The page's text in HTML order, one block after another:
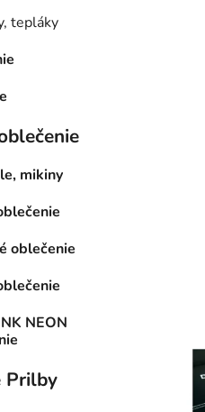
tepláky
mikiny
oblečenie
NEON
Prilby